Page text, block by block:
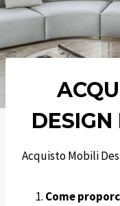
DESIGN
Acquisto Mobili
Come